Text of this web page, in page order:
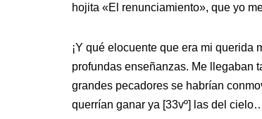
hojita «El renunciamiento», que yo
¡Y qué elocuente que era mi
profundas enseñanzas. Me llegaban
grandes pecadores se habrían
querrían ganar ya [33vº] las del